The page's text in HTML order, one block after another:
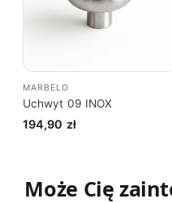
MARBELO
Uchwyt 09 INOX
194,90 zł
Może Cię